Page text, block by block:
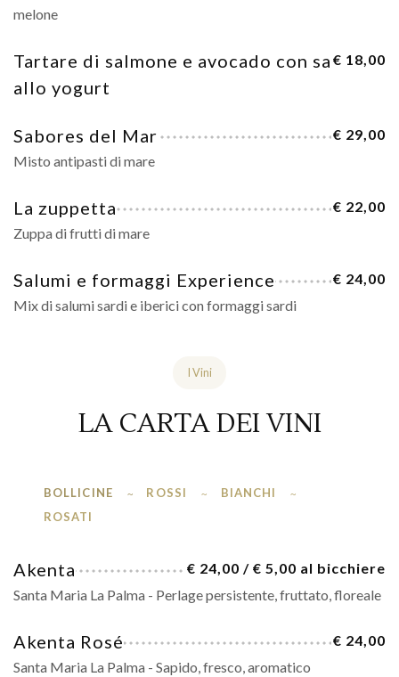
melone
Tartare di salmone e avocado con salsa
allo yogurt
€ 18,00
Sabores del Mar
€ 29,00
Misto antipasti di mare
La zuppetta
€ 22,00
Zuppa di frutti di mare
Salumi e formaggi Experience
€ 24,00
Mix di salumi sardi e iberici con formaggi sardi
I Vini
LA CARTA DEI VINI
BOLLICINE ROSSI
BIANCHI
ROSATI
Akenta
€ 24,00 / € 5,00 al bicchiere
Santa Maria La Palma - Perlage persistente, fruttato, floreale
Akenta Rosé
€ 24,00
Santa Maria La Palma - Sapido, fresco, aromatico